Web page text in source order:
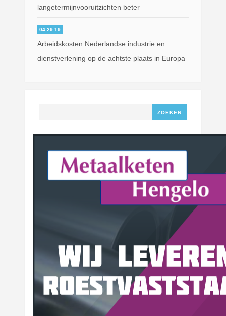
langetermijnvooruitzichten beter
04.29.19
Arbeidskosten Nederlandse industrie en
dienstverlening op de achtste plaats in Europa